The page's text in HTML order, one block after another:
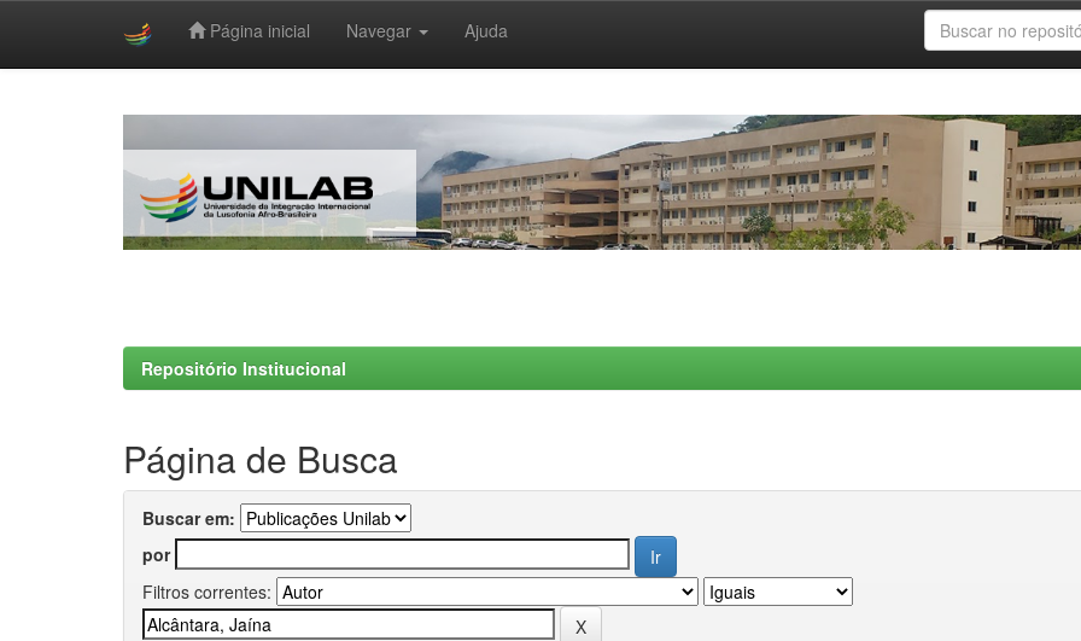
Página inicial Navegar Ajuda
Repositório Institucional
Página de Busca
Buscar em:
por
Filtros correntes: